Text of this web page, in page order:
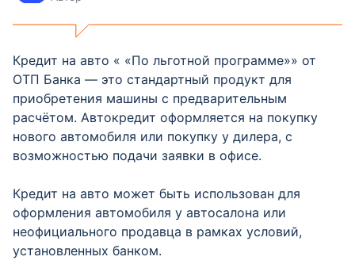
Кредит на авто « «По льготной программе»» от
ОТП Банка — это стандартный продукт для
приобретения машины с предварительным
расчётом. Автокредит оформляется на покупку
нового автомобиля или покупку у дилера, с
возможностью подачи заявки в офисе.
Кредит на авто может быть использован для
оформления автомобиля у автосалона или
неофициального продавца в рамках условий,
установленных банком.